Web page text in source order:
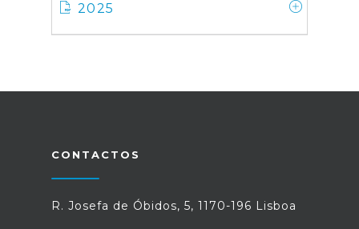
2025
CONTACTOS
R. Josefa de Óbidos, 5, 1170-196 Lisboa